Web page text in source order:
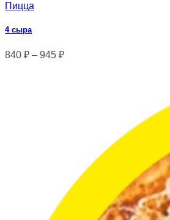
Пицца
4 сыра
840 ₽ – 945 ₽